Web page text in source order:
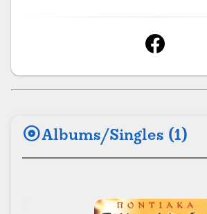
albumAlbums/Singles (1)